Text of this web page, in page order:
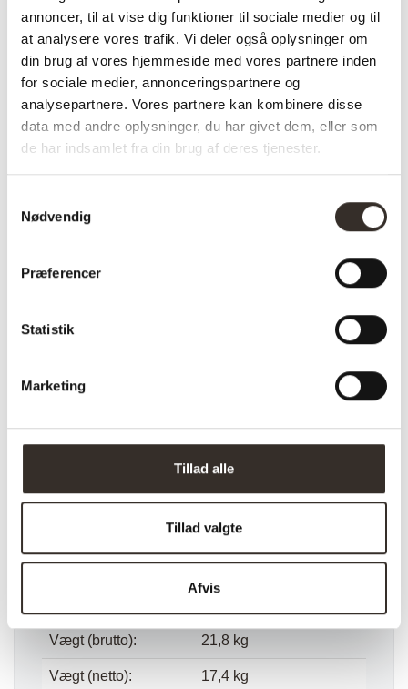
annoncer, til at vise dig funktioner til sociale medier og til
at analysere vores trafik. Vi deler også oplysninger om
din brug af vores hjemmeside med vores partnere inden
for sociale medier, annonceringspartnere og
analysepartnere. Vores partnere kan kombinere disse
data med andre oplysninger, du har givet dem, eller som
de har indsamlet fra din brug af deres tjenester.
Nødvendig
Præferencer
Statistik
Marketing
Tillad alle
Tillad valgte
Afvis
hvorstil og komfort går hånd i hånd.
✅ Hurtig fragt
✅ Kvalitet & Design
✅ 14 dages fuld returret
✅ Levering: 1-3 dage
✅ Stk. pris
Varenummer (SKU): Udemøbler
Model: Split Solseng – Kubu
I udstilling: Nej
PE rattan, stål
Farve: Kubu
200 cm
Bredde: 60 cm
Vægt (brutto): 21,8 kg
Vægt (netto): 17,4 kg